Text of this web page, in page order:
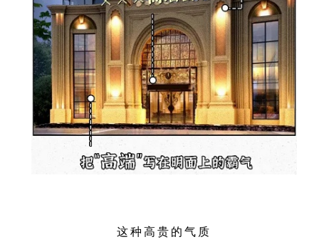
这种高贵的气质